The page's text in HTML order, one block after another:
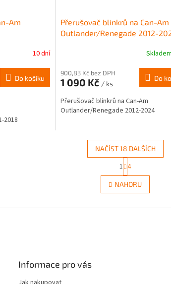
Am
10 dní
Do košíku
2018
Přerušovač blinkrů na Can-Am
Outlander/Renegade 2012-
Skladem
900,83 Kč bez DPH
1 090 Kč / ks
Do
Přerušovač blinkrů na Can-Am
Outlander/Renegade 2012-2024
O
v
l
d
NAČÍST 18 DALŠÍCH
S
t
r
á
n
1 4
NAHORU
Informace pro vás